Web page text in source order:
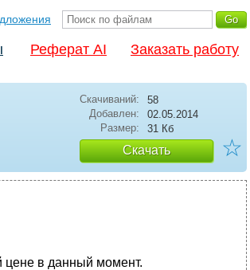
Реферат AI Заказать работу
Скачиваний:
58
Добавлен:
02.05.2014
Размер:
31 Кб
Скачать ☆
цене в данный момент.